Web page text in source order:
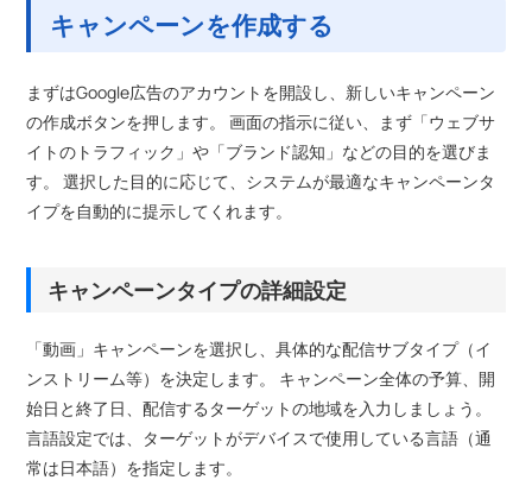
キャンペーンを作成する
まずはGoogle広告のアカウントを開設し、新しいキャンペーン
の作成ボタンを押します。 画面の指示に従い、まず「ウェブサ
イトのトラフィック」や「ブランド認知」などの目的を選びま
す。 選択した目的に応じて、システムが最適なキャンペーンタ
イプを自動的に提示してくれます。
キャンペーンタイプの詳細設定
「動画」キャンペーンを選択し、具体的な配信サブタイプ（イ
ンストリーム等）を決定します。 キャンペーン全体の予算、開
始日と終了日、配信するターゲットの地域を入力しましょう。
言語設定では、ターゲットがデバイスで使用している言語（通
常は日本語）を指定します。